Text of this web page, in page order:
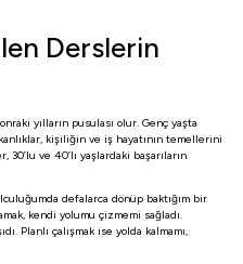
Derslerin
yılların pusulası olur. Genç yaşta
kişiliğin ve iş hayatının temellerini
ve 40’lı yaşlardaki başarıların
defalarca dönüp baktığım bir
kendi yolumu çizmemi sağladı.
Planlı çalışmak ise yolda kalmamı,